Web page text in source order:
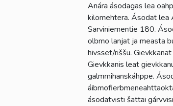
Anára ásodagas lea
kilomehtera. Ásodat lea
Sarviniementie 180.
olbmo lanjat ja measta
hivsset/riššu.
Gievkkanis leat
galmmihanskáhppe.
ásodatvisti šattai